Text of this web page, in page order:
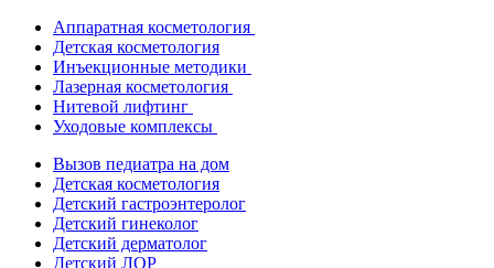
Аппаратная косметология
Детская косметология
Инъекционные методики
Лазерная косметология
Нитевой лифтинг
Уходовые комплексы
Вызов педиатра на дом
Детская косметология
Детский гастроэнтеролог
Детский гинеколог
Детский дерматолог
Детский ЛОР